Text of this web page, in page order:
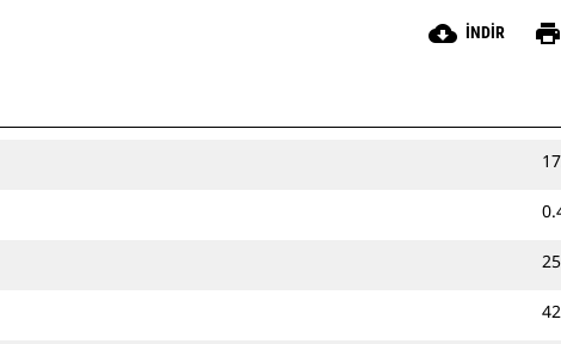
cloud_download İNDIR print